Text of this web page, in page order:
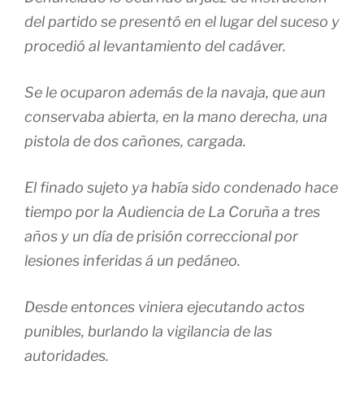
del partido se presentó en el lugar del suceso y
procedió al levantamiento del cadáver.
Se le ocuparon además de la navaja, que aun
conservaba abierta, en la mano derecha, una
pistola de dos cañones, cargada.
El finado sujeto ya había sido condenado hace
tiempo por la Audiencia de La Coruña a tres
años y un día de prisión correccional por
lesiones inferidas á un pedáneo.
Desde entonces viniera ejecutando actos
punibles, burlando la vigilancia de las
autoridades.